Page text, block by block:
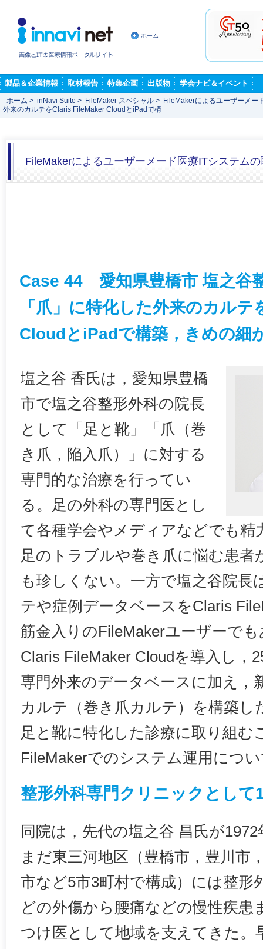
ホーム
製品＆企業情報 取材報告 特集企画 出版物 学会ナビ＆イベント
ホーム > inNavi Suite > FileMaker スペシャル > FileMakerによるユーザーメー
外来のカルテをClaris FileMaker CloudとiPadで構
FileMakerによるユーザーメード医療ITシステム
Case 44 愛知県豊橋市 塩之谷
「爪」に特化した外来のカル
CloudとiPadで構築，きめの細
塩之谷 香氏は，愛知県豊橋
市で塩之谷整形外科の院長
として「足と靴」「爪（巻
き爪，陥入爪）」に対する
専門的な治療を行ってい
る。足の外科の専門医とし
て各種学会やメディアなどでも精
足のトラブルや巻き爪に悩む患者
も珍しくない。一方で塩之谷院長
テや症例データベースをClaris
筋金入りのFileMakerユーザーで
Claris FileMaker Cloudを導入し，
専門外来のデータベースに加え，
カルテ（巻き爪カルテ）を構築し
足と靴に特化した診療に取り組む
FileMakerでのシステム運用につ
整形外科専門クリニックとして
同院は，先代の塩之谷 昌氏が
まだ東三河地区（豊橋市，豊川市
市など5市3町村で構成）には整形
どの外傷から腰痛などの慢性疾患
つけ医として地域を支えてきた。